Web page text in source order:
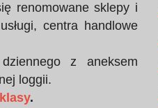
renomowane sklepy i
centra handlowe
z aneksem
loggii.
.